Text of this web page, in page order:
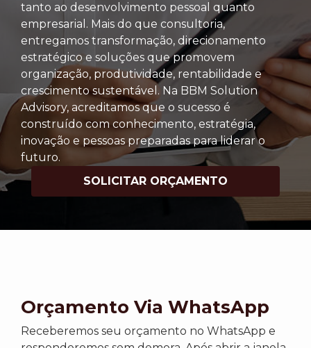
tanto ao desenvolvimento pessoal quanto
empresarial. Mais do que consultoria,
entregamos transformação, direcionamento
estratégico e soluções que promovem
organização, produtividade, rentabilidade e
crescimento sustentável. Na BBM Solution
Advisory, acreditamos que o sucesso é
construído com conhecimento, estratégia,
inovação e pessoas preparadas para liderar o
futuro.
SOLICITAR ORÇAMENTO
Orçamento Via WhatsApp
Receberemos seu orçamento no WhatsApp e